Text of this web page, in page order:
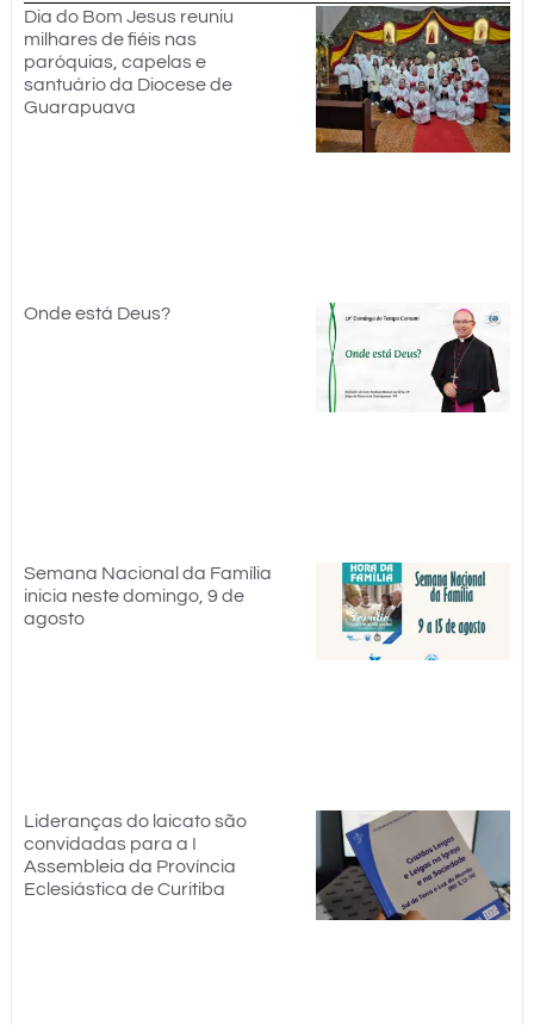
Dia do Bom Jesus reuniu
milhares de fiéis nas
paróquias, capelas e
santuário da Diocese de
Guarapuava
Onde está Deus?
Semana Nacional da Família
inicia neste domingo, 9 de
agosto
Lideranças do laicato são
convidadas para a I
Assembleia da Província
Eclesiástica de Curitiba